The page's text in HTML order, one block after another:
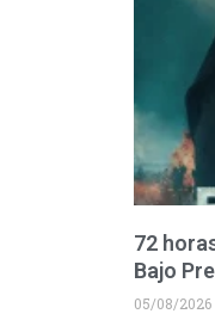
72
Bajo
05/08/2026